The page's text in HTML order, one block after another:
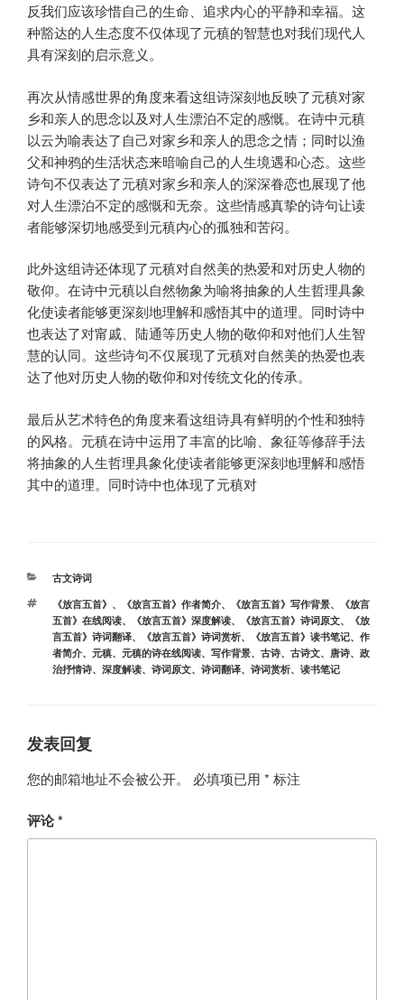
反我们应该珍惜自己的生命、追求内心的平静和幸福。这
种豁达的人生态度不仅体现了元稹的智慧也对我们现代人
具有深刻的启示意义。
再次从情感世界的角度来看这组诗深刻地反映了元稹对家
乡和亲人的思念以及对人生漂泊不定的感慨。在诗中元稹
以云为喻表达了自己对家乡和亲人的思念之情；同时以渔
父和神鸦的生活状态来暗喻自己的人生境遇和心态。这些
诗句不仅表达了元稹对家乡和亲人的深深眷恋也展现了他
对人生漂泊不定的感慨和无奈。这些情感真挚的诗句让读
者能够深切地感受到元稹内心的孤独和苦闷。
此外这组诗还体现了元稹对自然美的热爱和对历史人物的
敬仰。在诗中元稹以自然物象为喻将抽象的人生哲理具象
化使读者能够更深刻地理解和感悟其中的道理。同时诗中
也表达了对甯戚、陆通等历史人物的敬仰和对他们人生智
慧的认同。这些诗句不仅展现了元稹对自然美的热爱也表
达了他对历史人物的敬仰和对传统文化的传承。
最后从艺术特色的角度来看这组诗具有鲜明的个性和独特
的风格。元稹在诗中运用了丰富的比喻、象征等修辞手法
将抽象的人生哲理具象化使读者能够更深刻地理解和感悟
其中的道理。同时诗中也体现了元稹对
分
古文诗词
标
签
《放言五首》 、 《放言五首》作者简介、 《放言五首》写作背景、
《放言
五首》在线阅读、 《放言五首》深度解读、 《放言五首》诗词原文、
《放
言五首》诗词翻译、 《放言五首》诗词赏析、 《放言五首》读书笔记、 作
者简介、 元稹、 元稹的诗在线阅读、 写作背景、 古诗、 古诗文、 唐诗、 政
治抒情诗、 深度解读、 诗词原文、 诗词翻译、 诗词赏析、 读书笔记
发表回复
您的邮箱地址不会被公开。 必填项已用 * 标注
评论*